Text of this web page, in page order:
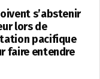
s’abstenir
lors de
pacifique
faire entendre